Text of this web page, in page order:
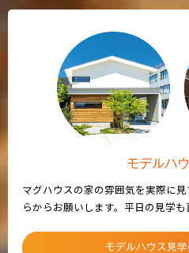
モデルハ
マグハウスの家の雰囲気を実際に
らからお願いします。平日の見学も
モデルハウス見